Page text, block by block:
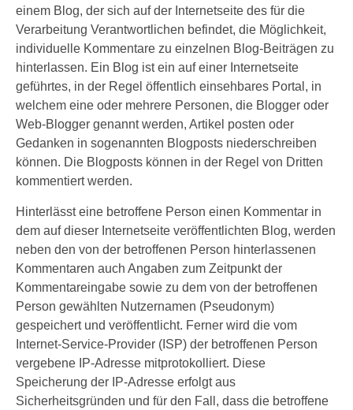
einem Blog, der sich auf der Internetseite des für die
Verarbeitung Verantwortlichen befindet, die Möglichkeit,
individuelle Kommentare zu einzelnen Blog-Beiträgen zu
hinterlassen. Ein Blog ist ein auf einer Internetseite
geführtes, in der Regel öffentlich einsehbares Portal, in
welchem eine oder mehrere Personen, die Blogger oder
Web-Blogger genannt werden, Artikel posten oder
Gedanken in sogenannten Blogposts niederschreiben
können. Die Blogposts können in der Regel von Dritten
kommentiert werden.
Hinterlässt eine betroffene Person einen Kommentar in
dem auf dieser Internetseite veröffentlichten Blog, werden
neben den von der betroffenen Person hinterlassenen
Kommentaren auch Angaben zum Zeitpunkt der
Kommentareingabe sowie zu dem von der betroffenen
Person gewählten Nutzernamen (Pseudonym)
gespeichert und veröffentlicht. Ferner wird die vom
Internet-Service-Provider (ISP) der betroffenen Person
vergebene IP-Adresse mitprotokolliert. Diese
Speicherung der IP-Adresse erfolgt aus
Sicherheitsgründen und für den Fall, dass die betroffene